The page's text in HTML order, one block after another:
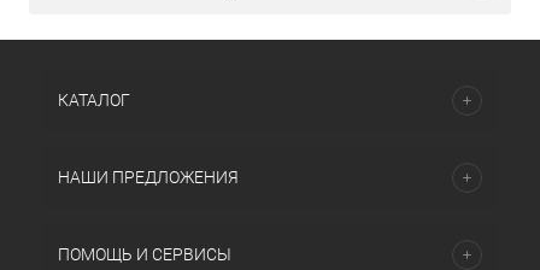
КАТАЛОГ
НАШИ ПРЕДЛОЖЕНИЯ
ПОМОЩЬ И СЕРВИСЫ